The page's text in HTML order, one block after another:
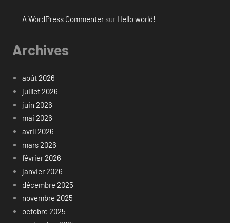
A WordPress Commentersur Hello world!
Archives
août 2026
juillet 2026
juin 2026
mai 2026
avril 2026
mars 2026
février 2026
janvier 2026
décembre 2025
novembre 2025
octobre 2025